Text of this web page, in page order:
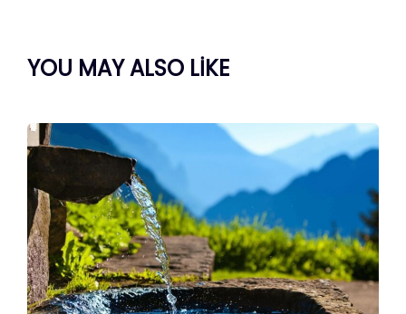
YOU MAY ALSO LIKE